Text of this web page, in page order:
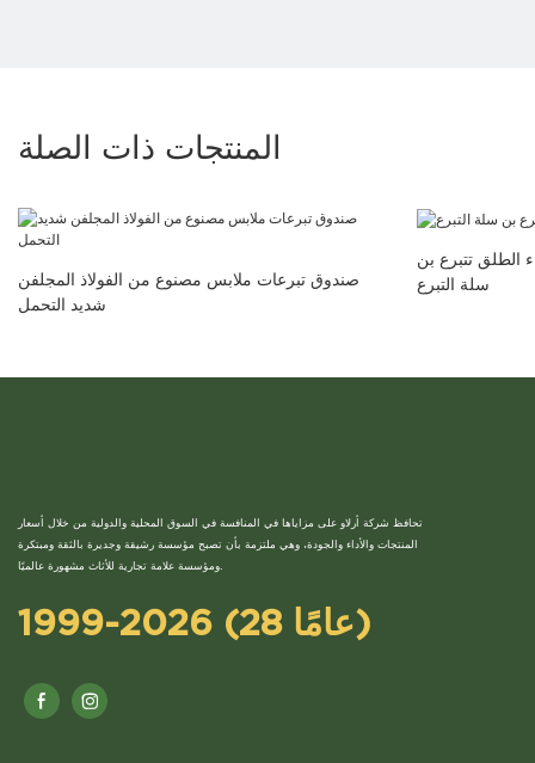
المنتجات ذات الصلة
صندوق تبرعات ملابس مصنوع من الفولاذ المجلفن
شديد التحمل
الطلق تتبرع بن
سلة التبرع
تحافظ شركة أرلاو على مزاياها في المنافسة في السوق المحلية والدولية من خلال أسعار
المنتجات والأداء والجودة، وهي ملتزمة بأن تصبح مؤسسة رشيقة وجديرة بالثقة ومبتكرة
1999-2026 (28 عامًا)